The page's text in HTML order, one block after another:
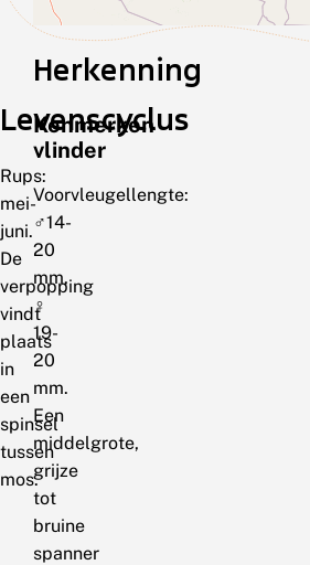
Levenscyclus
Rups:
mei-
juni.
De
verpopping
vindt
plaats
in
een
spinsel
tussen
mos.
Herkenning
Kenmerken
vlinder
Voorvleugellengte:
♂14-
20
mm,
♀
19-
20
mm.
Een
middelgrote,
grijze
tot
bruine
spanner